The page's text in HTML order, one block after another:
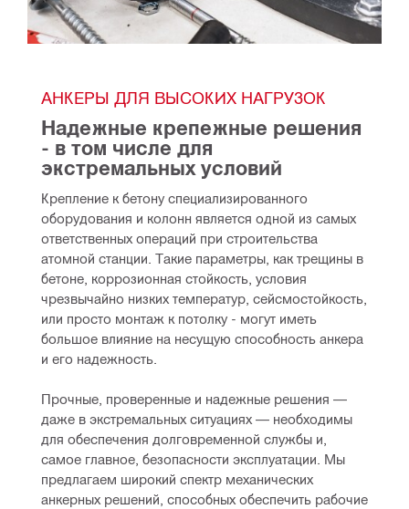
АНКЕРЫ ДЛЯ ВЫСОКИХ НАГРУЗОК
Надежные крепежные решения
- в том числе для
экстремальных условий
Крепление к бетону специализированного
оборудования и колонн является одной из самых
ответственных операций при строительства
атомной станции. Такие параметры, как трещины в
бетоне, коррозионная стойкость, условия
чрезвычайно низких температур, сейсмостойкость,
или просто монтаж к потолку - могут иметь
большое влияние на несущую способность анкера
и его надежность.
Прочные, проверенные и надежные решения —
даже в экстремальных ситуациях — необходимы
для обеспечения долговременной службы и,
самое главное, безопасности эксплуатации. Мы
предлагаем широкий спектр механических
анкерных решений, способных обеспечить рабочие